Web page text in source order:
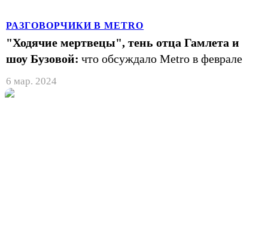
РАЗГОВОРЧИКИ В METRO
"Ходячие мертвецы", тень отца Гамлета и
шоу Бузовой: что обсуждало Metro в феврале
6 мар. 2024